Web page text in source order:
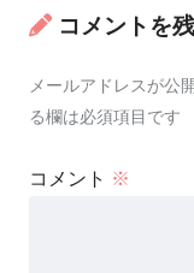
コメントを
メールアドレスが公
る欄は必須項目です
コメント ※